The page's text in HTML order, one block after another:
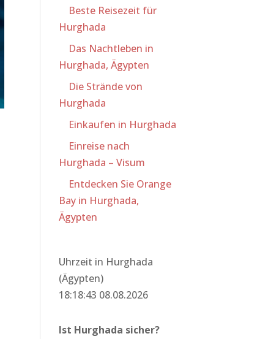
Beste Reisezeit für
Hurghada
Das Nachtleben in
Hurghada, Ägypten
Die Strände von
Hurghada
Einkaufen in Hurghada
Einreise nach
Hurghada – Visum
Entdecken Sie Orange
Bay in Hurghada,
Ägypten
Uhrzeit in Hurghada
(Ägypten)
18:18:43 08.08.2026
Ist Hurghada sicher?